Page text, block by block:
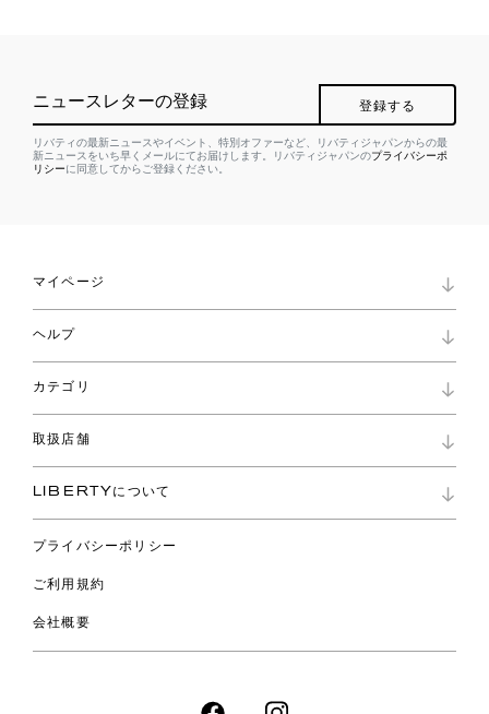
ニュースレターの登録 登録する
リバティの最新ニュースやイベント、特別オファーなど、リバティジャパンからの最
新ニュースをいち早くメールにてお届けします。リバティジャパンのプライバシーポ
リシーに同意してからご登録ください。
マイページ
ロイヤリティプログラム
パスワード再設定
ショッピングバッグ
ヘルプ
お問い合わせ
よくあるご質問
ご利用ガイド
カテゴリ
コレクション
ファブリックス
バッグ
ウェア
ライフスタイル
スペシャル
取扱店舗
リバティ・ファブリックス
LIBERTYについて
プライバシーポリシー
ご利用規約
会社概要